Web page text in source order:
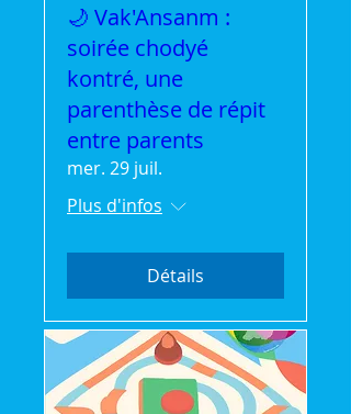
🌙 Vak'Ansanm :
soirée chodyé
kontré, une
parenthèse de répit
entre parents
mer. 29 juil.
Plus d'infos
Détails